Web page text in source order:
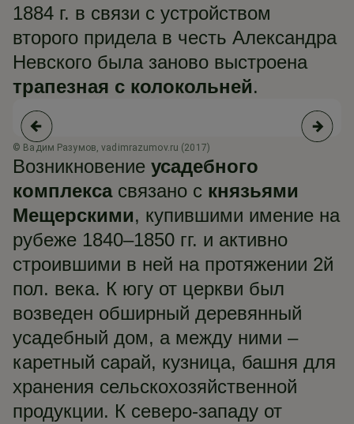
1884 г. в связи с устройством
второго придела в честь Александра
Невского была заново выстроена
трапезная с колокольней.
© Вадим Разумов, vadimrazumov.ru (2017)
Возникновение усадебного
комплексасвязано с князьями
Мещерскими, купившими имение на
рубеже 1840–1850 гг. и активно
строившими в ней на протяжении 2й
пол. века. К югу от церкви был
возведен обширный деревянный
усадебный дом, а между ними –
каретный сарай, кузница, башня для
хранения сельскохозяйственной
продукции. К северо-западу от